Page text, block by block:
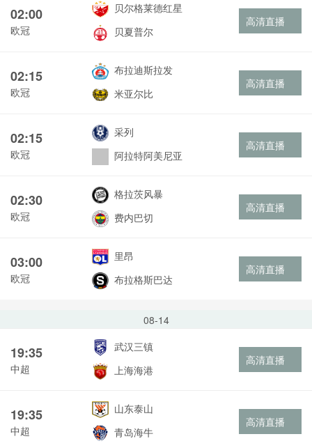
02:00
欧冠
贝尔格莱德红星
贝夏普尔
高清直播
02:15
欧冠
布拉迪斯拉发
米亚尔比
高清直播
02:15
欧冠
采列
阿拉特阿美尼亚
高清直播
02:30
欧冠
格拉茨风暴
费内巴切
高清直播
03:00
欧冠
里昂
布拉格斯巴达
高清直播
08-14
19:35
中超
武汉三镇
上海海港
高清直播
19:35
中超
山东泰山
青岛海牛
高清直播